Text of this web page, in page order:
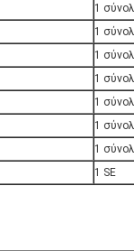
1
1
1
1
1
1
1
1 SE